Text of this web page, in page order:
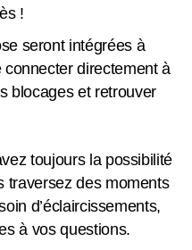
!
seront intégrées à
directement à
blocages et retrouver
toujours la possibilité
traversez des moments
d’éclaircissements,
à vos questions.